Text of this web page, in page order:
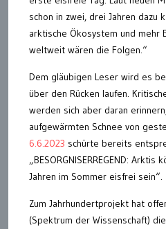
schon in zwei, drei Jahren dazu
arktische Ökosystem und mehr
weltweit wären die Folgen.“
Dem gläubigen Leser wird es
über den Rücken laufen.
werden sich aber daran
aufgewärmten Schnee von
6.6.2023 schürte bereits
„BESORGNISERREGEND:
Jahren im Sommer eisfrei sein“.
Zum Jahrhundertprojekt hat
(Spektrum der Wissenschaft)